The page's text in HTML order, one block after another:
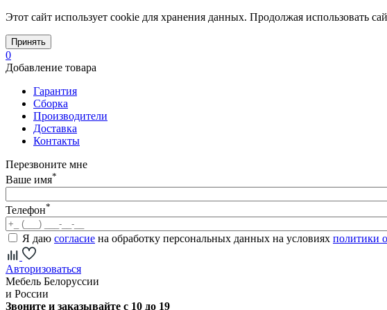
Этот сайт использует cookie для хранения данных. Продолжая использовать
Принять
0
Добавление товара
Гарантия
Сборка
Производители
Доставка
Контакты
Перезвоните мне
Ваше имя*
Телефон*
Я даю согласие на обработку персональных данных на условиях политики
Авторизоваться
Мебель Белоруссии
и России
Звоните и заказывайте с 10 до 19